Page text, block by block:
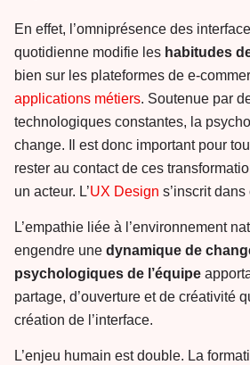
En effet, l’omniprésence des
quotidienne modifie les habitudes
bien sur les plateformes de e-
applications métiers. Soutenue par
technologiques constantes, la
change. Il est donc important pour
rester au contact de ces
un acteur. L’UX Design s’inscrit
L’empathie liée à l’environnement
engendre une dynamique de
psychologiques de l’équipe
partage, d’ouverture et de créativité
création de l’interface.
L’enjeu humain est double. La